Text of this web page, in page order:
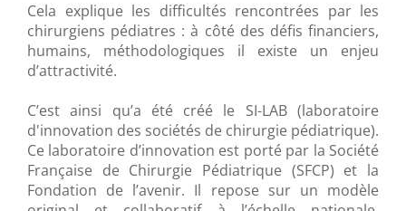
Cela explique les difficultés rencontrées par les
chirurgiens pédiatres : à côté des défis financiers,
humains, méthodologiques il existe un enjeu
d’attractivité.
C’est ainsi qu’a été créé le SI-LAB (laboratoire
d'innovation des sociétés de chirurgie pédiatrique).
Ce laboratoire d’innovation est porté par la Société
Française de Chirurgie Pédiatrique (SFCP) et la
Fondation de l’avenir. Il repose sur un modèle